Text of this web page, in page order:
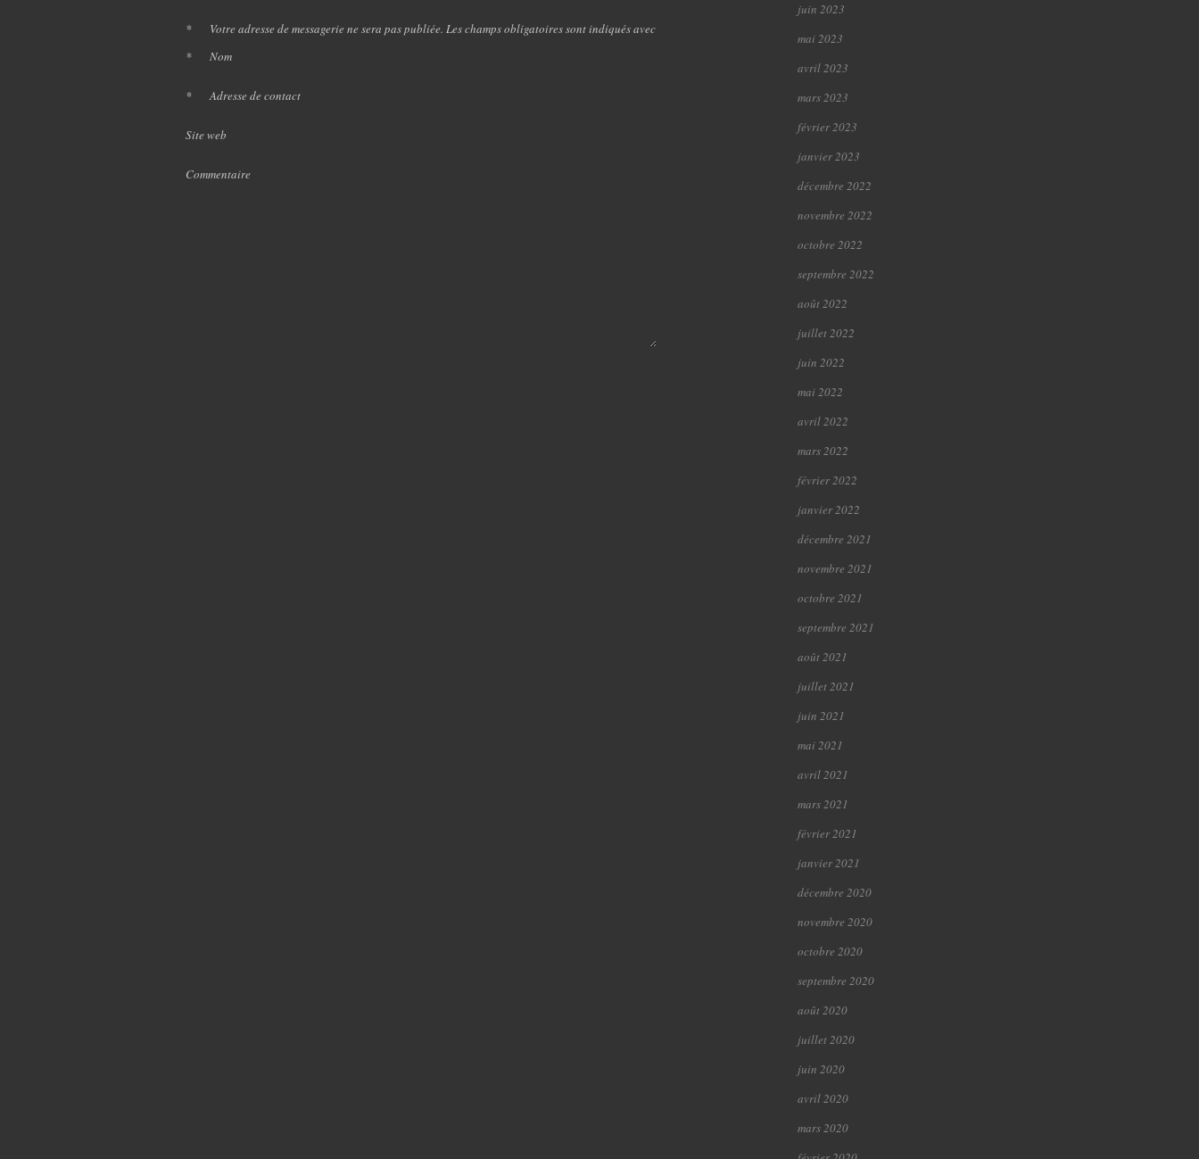
Votre adresse de messagerie ne sera pas publiée. Les champs obligatoires sont indiqués avec
*
Nom
*
Adresse de contact
*
Site web
Commentaire
juin 2023
mai 2023
avril 2023
mars 2023
février 2023
janvier 2023
décembre 2022
novembre 2022
octobre 2022
septembre 2022
août 2022
juillet 2022
juin 2022
mai 2022
avril 2022
mars 2022
février 2022
janvier 2022
décembre 2021
novembre 2021
octobre 2021
septembre 2021
août 2021
juillet 2021
juin 2021
mai 2021
avril 2021
mars 2021
février 2021
janvier 2021
décembre 2020
novembre 2020
octobre 2020
septembre 2020
août 2020
juillet 2020
juin 2020
avril 2020
mars 2020